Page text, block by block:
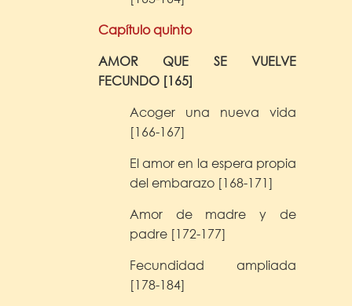
Capítulo quinto
AMOR QUE SE VUELVE
FECUNDO [165]
Acoger una nueva vida
[166-167]
El amor en la espera propia
del embarazo [168-171]
Amor de madre y de
padre [172-177]
Fecundidad ampliada
[178-184]